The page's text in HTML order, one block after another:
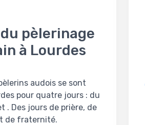
pèlerinage
à Lourdes
audois se sont
pour quatre jours : du
. Des jours de prière, de
de fraternité.